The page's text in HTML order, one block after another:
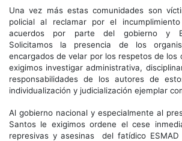
Una vez más estas comunidades son
policial al reclamar por el
acuerdos por parte del gobierno y
Solicitamos la presencia de los
encargados de velar por los respetos de los
exigimos investigar administrativa,
responsabilidades de los autores de
individualización y judicialización ejemplar
Al gobierno nacional y especialmente al
Santos le exigimos ordene el cese
represivas y asesinas del fatídico